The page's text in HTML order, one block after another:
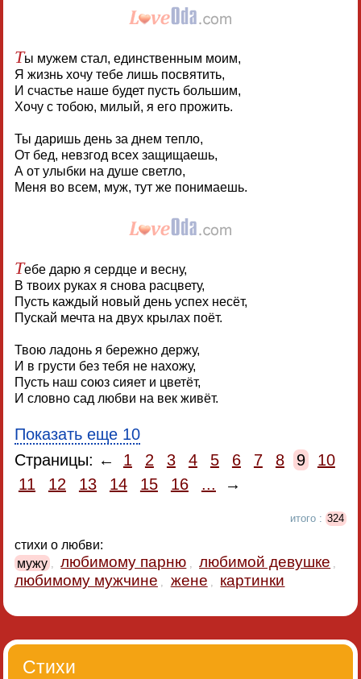
Ты мужем стал, единственным моим,
Я жизнь хочу тебе лишь посвятить,
И счастье наше будет пусть большим,
Хочу с тобою, милый, я его прожить.
Ты даришь день за днем тепло,
От бед, невзгод всех защищаешь,
А от улыбки на душе светло,
Меня во всем, муж, тут же понимаешь.
Тебе дарю я сердце и весну,
В твоих руках я снова расцвету,
Пусть каждый новый день успех несёт,
Пускай мечта на двух крылах поёт.
Твою ладонь я бережно держу,
И в грусти без тебя не нахожу,
Пусть наш союз сияет и цветёт,
И словно сад любви на век живёт.
Показать еще 10
Страницы: ←
1 2 3 4 5 6 7 8 9
10
11
12 13 14 15 16 ... →
итого : 324
стихи о любви:
мужу , любимому парню , любимой девушке ,
любимому мужчине , жене , картинки
Стихи